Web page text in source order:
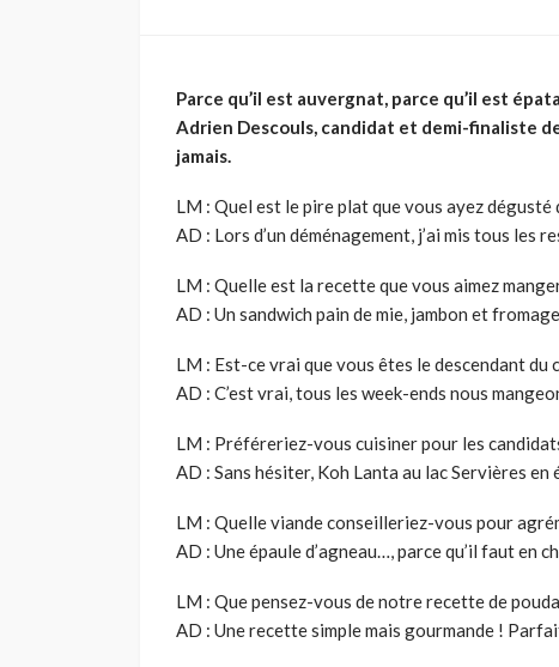
Parce qu’il est auvergnat, parce qu’il est
Adrien Descouls, candidat et demi-finaliste
jamais.
LM : Quel est le pire plat que vous ayez dégusté
AD : Lors d’un déménagement, j’ai mis tous les
LM : Quelle est la recette que vous aimez
AD : Un sandwich pain de mie, jambon et
LM : Est-ce vrai que vous êtes le descendant
AD : C’est vrai, tous les week-ends nous
LM : Préféreriez-vous cuisiner pour les
AD : Sans hésiter, Koh Lanta au lac Servières
LM : Quelle viande conseilleriez-vous pour
AD : Une épaule d’agneau…, parce qu’il faut en
LM : Que pensez-vous de notre recette de
AD : Une recette simple mais gourmande !